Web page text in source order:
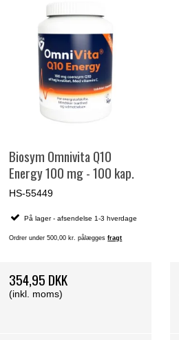
Biosym Omnivita Q10
Energy 100 mg - 100 kap.
HS-55449
På lager - afsendelse 1-3 hverdage
Ordrer under 500,00 kr. pålæggesfragt
354,95 DKK
(inkl. moms)